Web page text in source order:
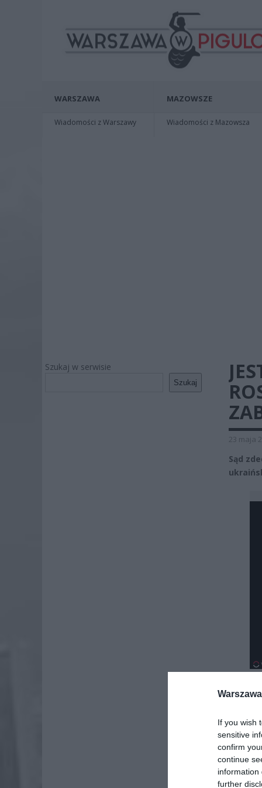
If you wish
sensitive
confirm
continue
information
further
WARSZAWA
Wiadomości z Warszawy
MAZOWSZE
Wiadomości z Mazowsza
Szukaj w serwisie
Szukaj
23 maja
Sąd